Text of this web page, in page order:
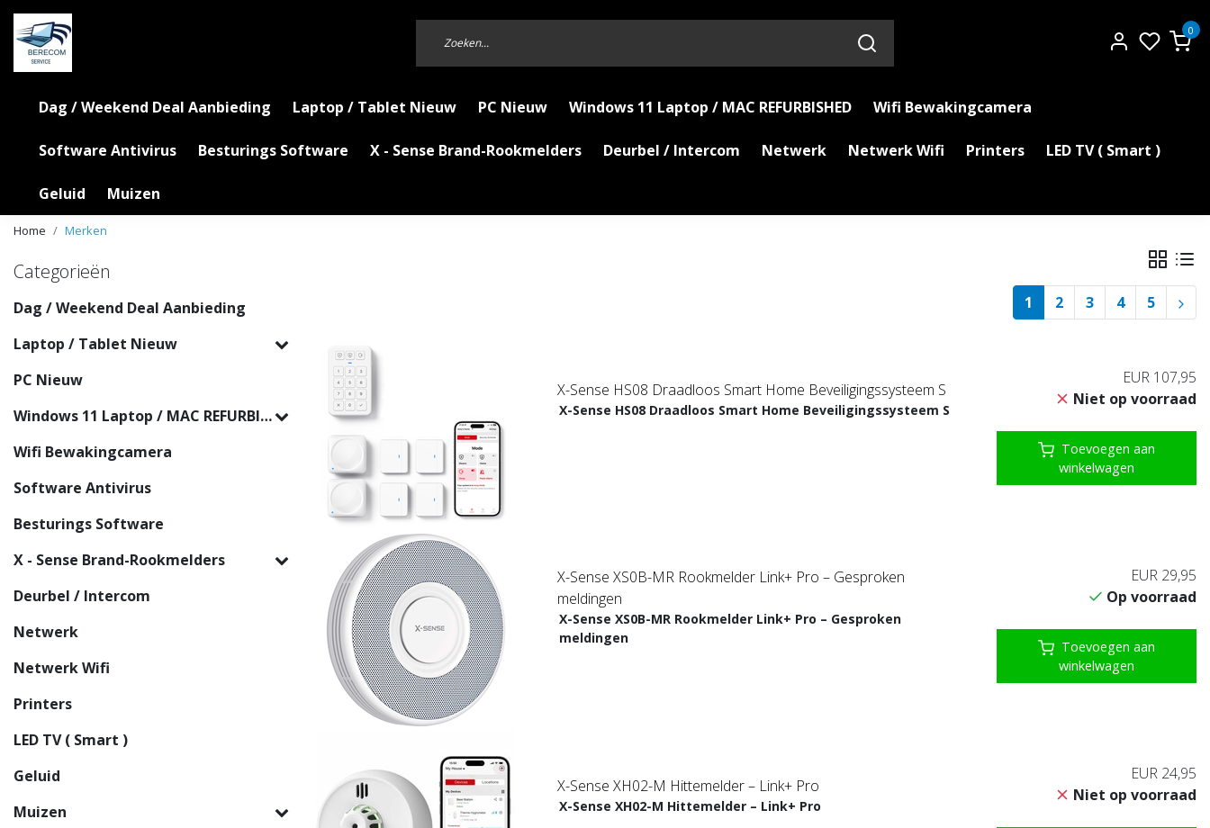
0
Dag / Weekend Deal Aanbieding Laptop / Tablet Nieuw PC Nieuw Windows 11 Laptop / MAC REFURBISHED Wifi Bewakingcamera
Software Antivirus Besturings Software X - Sense Brand-Rookmelders Deurbel / Intercom Netwerk Netwerk Wifi Printers LED TV ( Smart )
Geluid Muizen
Home Merken
Categorieën
Dag / Weekend Deal Aanbieding
Laptop / Tablet Nieuw
PC Nieuw
Windows 11 Laptop / MAC REFURBISHED
Wifi Bewakingcamera
Software Antivirus
Besturings Software
X - Sense Brand-Rookmelders
Deurbel / Intercom
Netwerk
Netwerk Wifi
Printers
LED TV ( Smart )
Geluid
Muizen
1 2 3 4 5
X-Sense HS08 Draadloos Smart Home Beveiligingssysteem S
X-Sense HS08 Draadloos Smart Home Beveiligingssysteem S
EUR 107,95
Niet op voorraad
Toevoegen aan
winkelwagen
X-Sense XS0B-MR Rookmelder Link+ Pro – Gesproken
meldingen
X-Sense XS0B-MR Rookmelder Link+ Pro – Gesproken
meldingen
EUR 29,95
Op voorraad
Toevoegen aan
winkelwagen
X-Sense XH02-M Hittemelder – Link+ Pro
X-Sense XH02-M Hittemelder – Link+ Pro
EUR 24,95
Niet op voorraad